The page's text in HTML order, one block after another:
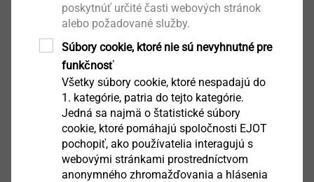
Průměr: 5,5 mm
Vrtací kapacita tII: 5,0 mm
Utahovací drážka: T25
Otáčky zašroubování: max. 1300 1/min
Ke stažení
Čeština
poskytnúť určité časti webových stránok
alebo požadované služby.
Súbory cookie, ktoré nie sú nevyhnutné pre
funkčnosť
Všetky súbory cookie, ktoré nespadajú do
1. kategórie, patria do tejto kategórie.
Jedná sa najmä o štatistické súbory
cookie, ktoré pomáhajú spoločnosti EJOT
pochopiť, ako používatelia interagujú s
webovými stránkami prostredníctvom
anonymného zhromažďovania a hlásenia